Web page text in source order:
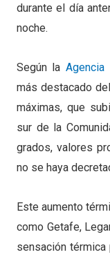
durante el día
noche.
Según la Agencia
más destacado
máximas, que
sur de la
grados, valores
no se haya
Este aumento
como Getafe,
sensación térmica